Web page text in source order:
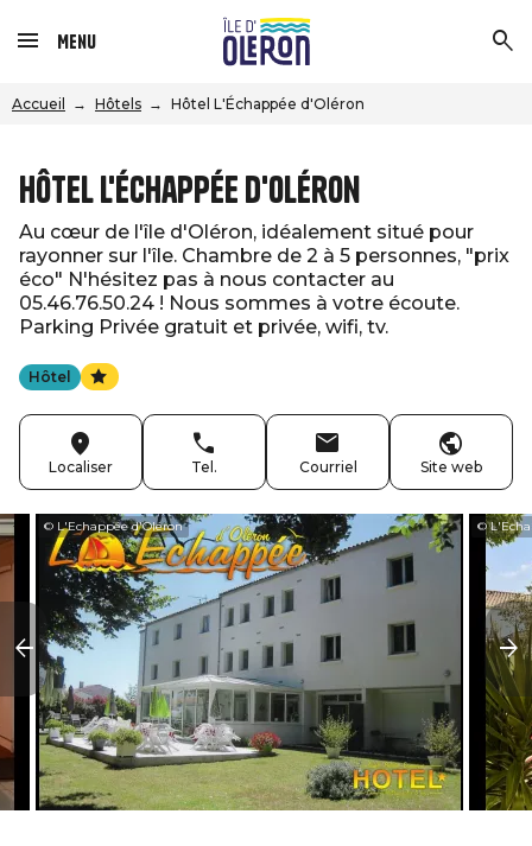
Menu
Accueil Hôtels Hôtel L'Échappée d'Oléron
Hôtel L'Échappée d'Oléron
Au cœur de l'île d'Oléron, idéalement situé pour
rayonner sur l'île. Chambre de 2 à 5 personnes, "prix
éco" N'hésitez pas à nous contacter au
05.46.76.50.24 ! Nous sommes à votre écoute.
Parking Privée gratuit et privée, wifi, tv.
Hôtel
Localiser Tel. Courriel Site web
© L'Echappée d'Oléron ©